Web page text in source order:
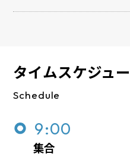
タイムスケジュ
Schedule
9:00
集合